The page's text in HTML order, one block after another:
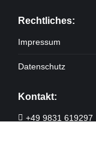
Rechtliches:
Impressum
Datenschutz
Kontakt:
+49 9831 619297